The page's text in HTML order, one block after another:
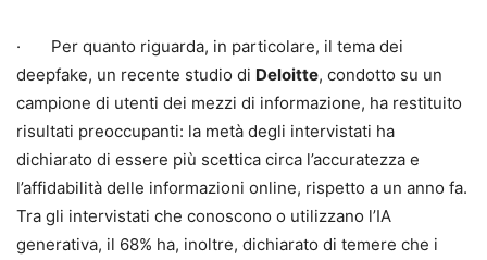
· Per quanto riguarda, in particolare, il tema dei
deepfake, un recente studio di Deloitte, condotto su un
campione di utenti dei mezzi di informazione, ha restituito
risultati preoccupanti: la metà degli intervistati ha
dichiarato di essere più scettica circa l’accuratezza e
l’affidabilità delle informazioni online, rispetto a un anno fa.
Tra gli intervistati che conoscono o utilizzano l’IA
generativa, il 68% ha, inoltre, dichiarato di temere che i